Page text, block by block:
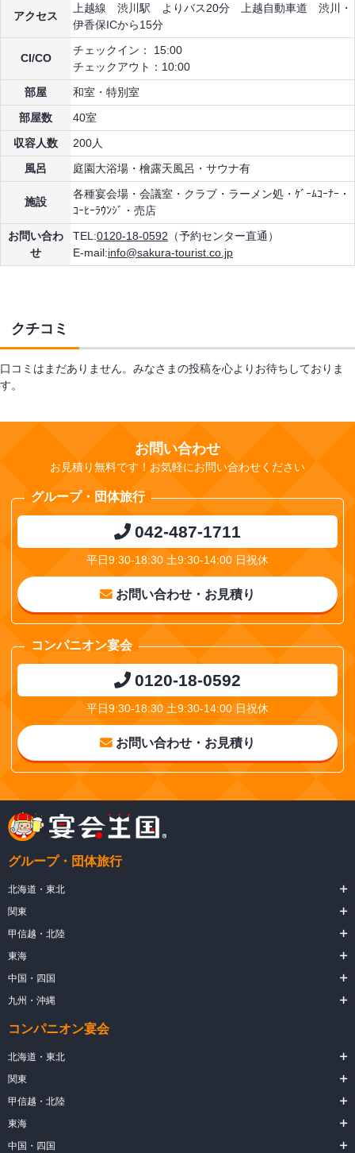
アクセス
上越線 渋川駅 よりバス20分 上越自動車道 渋川・
伊香保ICから15分
CI/CO
チェックイン： 15:00
チェックアウト：10:00
部屋
和室・特別室
部屋数
40室
収容人数
200人
風呂
庭園大浴場・檜露天風呂・サウナ有
施設
各種宴会場・会議室・クラブ・ラーメン処・ｹﾞｰﾑｺｰﾅｰ・
ｺｰﾋｰﾗｳﾝｼﾞ・売店
お問い合わ
せ
TEL:0120-18-0592 （予約センター直通）
E-mail:info@sakura-tourist.co.jp
クチコミ
口コミはまだありません。みなさまの投稿を心よりお待ちしておりま
す。
お問い合わせ
お見積り無料です！お気軽にお問い合わせください
グループ・団体旅行
042-487-1711
平日9:30-18:30 土9:30-14:00 日祝休
お問い合わせ・お見積り
コンパニオン宴会
0120-18-0592
平日9:30-18:30 土9:30-14:00 日祝休
お問い合わせ・お見積り
グループ・団体旅行
北海道・東北
関東
甲信越・北陸
東海
中国・四国
九州・沖縄
コンパニオン宴会
北海道・東北
関東
甲信越・北陸
東海
中国・四国